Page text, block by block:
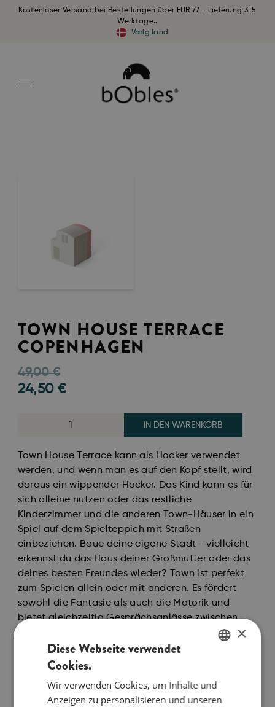
Kostenloser Versand bei Bestellungen über EUR 77 - Lieferung 3-5
Werktage..
Vælg land
TOWN HOUSE TERRACE
COPENHAGEN
49,00€
24,50 €
IN DEN WARENKORB
Town House Terrace kann als Hocker verwendet
werden, und wenn man es auf den Kopf stellt, wird
daraus ein wippender Hocker. Das Kind kann es für
sich alleine nutzen oder das restliche
Kinderzimmer und die anderen Town-Häuser in ein
Spiel auf dem Spielteppich mit Straßen
einbeziehen. Baue deine eigene Stadt - vielleicht
erkennst du das Haus deiner Großmutter oder das
deines besten Freundes wieder? Town ist perfekt
zum Spielen allein oder mit anderen. Es fördert
sowohl die Fantasie als auch die Motorik und
bietet gleichzeitig Gesprächsanlässe zwischen
Kind und Erwachsenem über seinen Platz in der
Welt, seine Umgebung, Verkehrsregeln und vieles
mehr. Town vereint alles Gute aus unseren
Dimension.
DANISH
×
Diese Webseite verwendet
Cookies.
Wir verwenden Cookies, um Inhalte und
Anzeigen zu personalisieren und unseren